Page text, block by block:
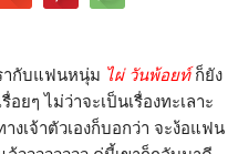
ากับแฟนหนุ่ม ไผ่ วันพ้อยท์ก็ยัง
อยๆ ไม่ว่าจะเป็นเรื่องทะเลาะ
งเจ้าตัวเองก็บอกว่า จะง้อแฟน